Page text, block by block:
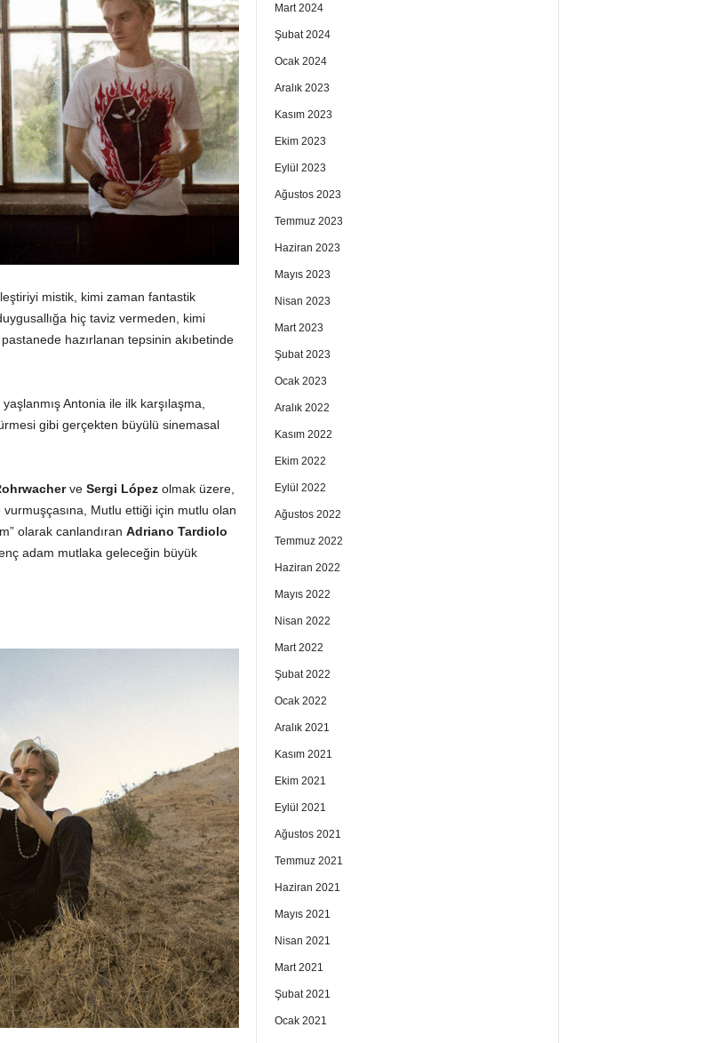
mistik, kimi zaman fantastik
hiç taviz vermeden, kimi
hazırlanan tepsinin akıbetinde
Antonia ile ilk karşılaşma,
gibi gerçekten büyülü sinemasal
veSergi Lópezolmak üzere,
Mutlu ettiği için mutlu olan
olarak canlandıran Adriano Tardiolo
adam mutlaka geleceğin büyük
Mart 2024
Şubat 2024
Ocak 2024
Aralık 2023
Kasım 2023
Ekim 2023
Eylül 2023
Ağustos 2023
Temmuz 2023
Haziran 2023
Mayıs 2023
Nisan 2023
Mart 2023
Şubat 2023
Ocak 2023
Aralık 2022
Kasım 2022
Ekim 2022
Eylül 2022
Ağustos 2022
Temmuz 2022
Haziran 2022
Mayıs 2022
Nisan 2022
Mart 2022
Şubat 2022
Ocak 2022
Aralık 2021
Kasım 2021
Ekim 2021
Eylül 2021
Ağustos 2021
Temmuz 2021
Haziran 2021
Mayıs 2021
Nisan 2021
Mart 2021
Şubat 2021
Ocak 2021